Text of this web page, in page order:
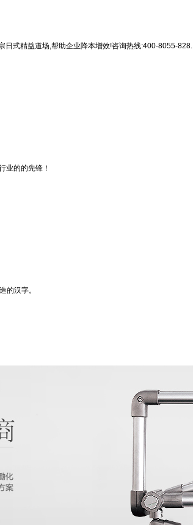
日式精益道场,帮助企业降本增效!咨询热线:400-8055-828.
业的的先锋！
的汉字。